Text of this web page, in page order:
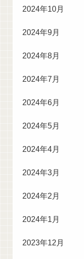
2024年10月
2024年9月
2024年8月
2024年7月
2024年6月
2024年5月
2024年4月
2024年3月
2024年2月
2024年1月
2023年12月